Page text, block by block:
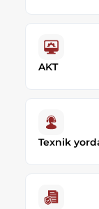
AKT
Texnik